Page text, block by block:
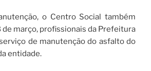
o Centro Social também
de março, profissionais da Prefeitura
de manutenção do asfalto do
entidade.